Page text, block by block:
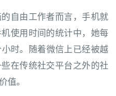
自由工作者而言，手机就
使用时间的统计中，她每
时。随着微信上已经被越
在传统社交平台之外的社
值。